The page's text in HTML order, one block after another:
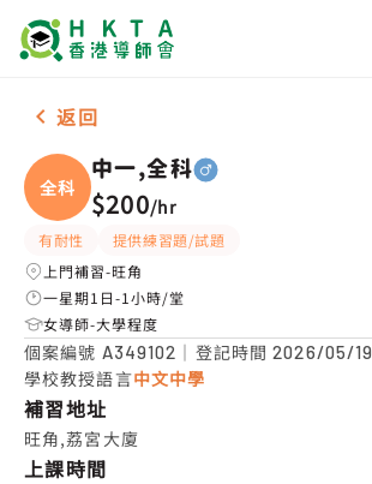
男-1名 中一,全科，旺角 補習推介
返回
全科
中一,全科
$200/hr
有耐性
提供練習題/試題
上門補習-旺角
一星期1日-1小時/堂
女導師-大學程度
個案編號 A349102 ｜登記時間2026/05/19
學校教授語言中文中學
補習地址
旺角,荔宮大廈
上課時間